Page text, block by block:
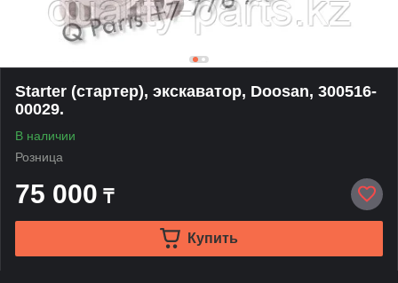
Starter (стартер), экскаватор, Doosan, 300516-
00029.
В наличии
Розница
75 000 ₸
Купить